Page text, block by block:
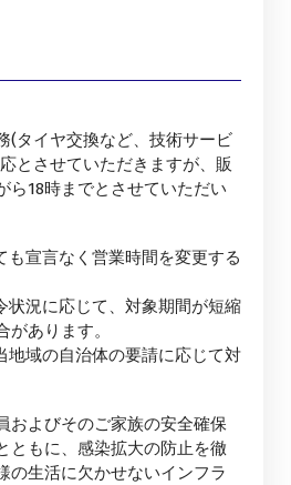
(タイヤ交換など、技術サービ
とさせていただきますが、販
ら18時までとさせていただい
宣言なく営業時間を変更する
況に応じて、対象期間が短縮
があります。
域の自治体の要請に応じて対
およびそのご家族の安全確保
ともに、感染拡大の防止を徹
の生活に欠かせないインフラ